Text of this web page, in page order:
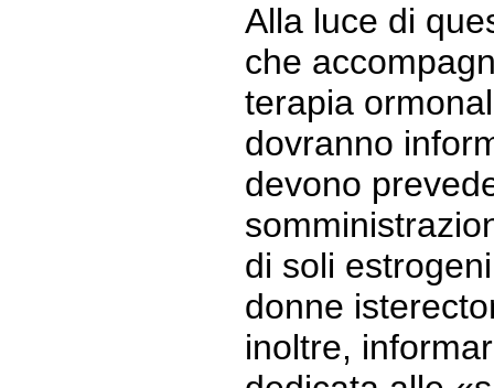
Alla luce di
che
terapia
dovranno
devono
di soli
donne
inoltre,